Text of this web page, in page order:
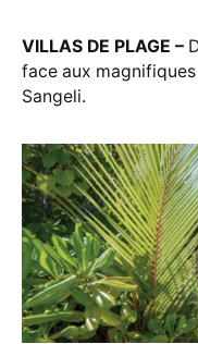
VILLAS DE PLAGE –
face aux
Sangeli.